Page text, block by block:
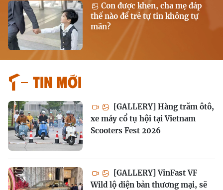
Con được khen, cha mẹ đáp
thế nào để trẻ tự tin không tự
mãn?
Tin mới
[GALLERY] Hàng trăm ôtô,
xe máy cổ tụ hội tại Vietnam
Scooters Fest 2026
[GALLERY] VinFast VF
Wild lộ diện bản thương mại, sẽ